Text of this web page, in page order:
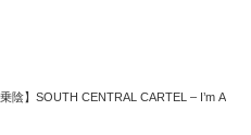
乗陰】SOUTH CENTRAL CARTEL – I’m A